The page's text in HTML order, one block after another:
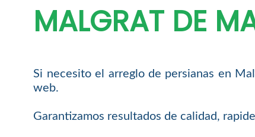
MALGRAT DE
Si necesito el arreglo de persianas en
web.
Garantizamos resultados de calidad,